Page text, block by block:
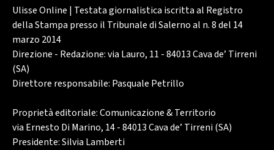
Ulisse Online | Testata giornalistica iscritta al Registro
della Stampa presso il Tribunale di Salerno al n. 8 del 14
marzo 2014
Direzione - Redazione: via Lauro, 11 - 84013 Cava de’ Tirreni
(SA)
Direttore responsabile: Pasquale Petrillo
Proprietà editoriale: Comunicazione & Territorio
via Ernesto Di Marino, 14 - 84013 Cava de’ Tirreni (SA)
Presidente: Silvia Lamberti